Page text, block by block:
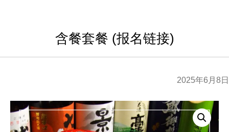
含餐套餐 (报名链接)
2025年6月8日